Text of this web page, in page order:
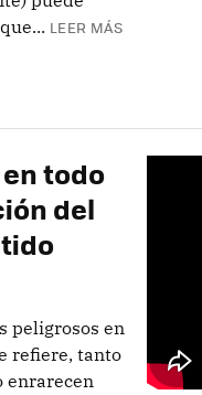
LEER MÁS
todo
del
peligrosos en
refiere, tanto
enrarecen